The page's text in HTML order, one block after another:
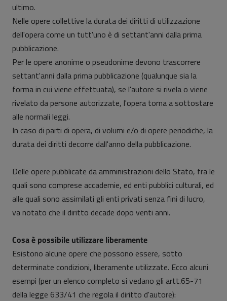
ultimo.
Nelle opere collettive la durata dei diritti di utilizzazione
dell'opera come un tutt'uno è di settant'anni dalla prima
pubblicazione.
Per le opere anonime o pseudonime devono trascorrere
settant'anni dalla prima pubblicazione (qualunque sia la
forma in cui viene effettuata), se l'autore si rivela o viene
rivelato da persone autorizzate, l'opera torna a sottostare
alle normali leggi.
In caso di parti di opera, di volumi e/o di opere periodiche, la
durata dei diritti decorre dall'anno della pubblicazione.
Delle opere pubblicate da amministrazioni dello Stato, fra le
quali sono comprese accademie, ed enti pubblici culturali, ed
alle quali sono assimilati gli enti privati senza fini di lucro,
va notato che il diritto decade dopo venti anni.
Cosa è possibile utilizzare liberamente
Esistono alcune opere che possono essere, sotto
determinate condizioni, liberamente utilizzate. Ecco alcuni
esempi (per un elenco completo si vedano gli artt.65-71
della legge 633/41 che regola il diritto d'autore):